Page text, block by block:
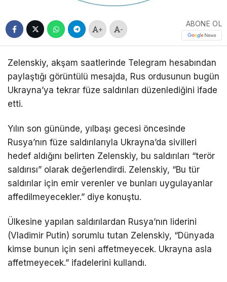
+ -
ABONE OL
Zelenskiy, akşam saatlerinde Telegram hesabından
paylaştığı görüntülü mesajda, Rus ordusunun bugün
Ukrayna’ya tekrar füze saldırıları düzenlediğini ifade
etti.
Yılın son gününde, yılbaşı gecesi öncesinde
Rusya’nın füze saldırılarıyla Ukrayna’da sivilleri
hedef aldığını belirten Zelenskiy, bu saldırıları “terör
saldırısı” olarak değerlendirdi. Zelenskiy, “Bu tür
saldırılar için emir verenler ve bunları uygulayanlar
affedilmeyecekler.” diye konuştu.
Ülkesine yapılan saldırılardan Rusya’nın liderini
(Vladimir Putin) sorumlu tutan Zelenskiy, “Dünyada
kimse bunun için seni affetmeyecek. Ukrayna asla
affetmeyecek.” ifadelerini kullandı.